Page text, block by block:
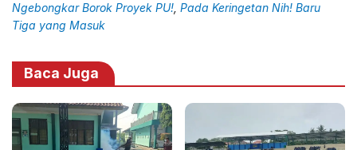
Ngebongkar Borok Proyek PU! Pada Keringetan Nih! Baru
Tiga yang Masuk
Baca Juga